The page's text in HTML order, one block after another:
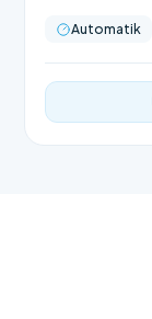
Automatik